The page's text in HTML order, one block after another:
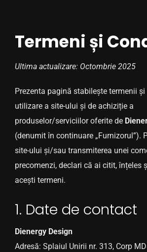
SERVICII
Termeni și
Ultima actualizare: Octombrie 2025
Prezenta pagină stabilește termenii
utilizare a site-ului și de achiziție a
produselor/serviciilor oferite de
(denumit în continuare „Furnizorul”).
site-ului și/sau transmiterea unei
precomenzi, declari că ai citit, înțeles
acești termeni.
1. Date de contact
Dienergy Design
Adresă: Splaiul Unirii nr. 313, Corp